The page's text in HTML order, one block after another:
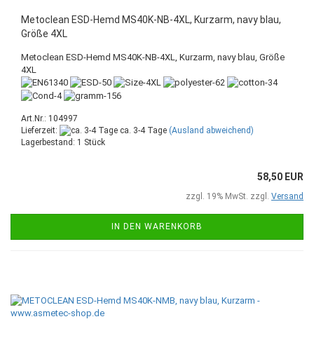
Metoclean ESD-Hemd MS40K-NB-4XL, Kurzarm, navy blau,
Größe 4XL
Metoclean ESD-Hemd MS40K-NB-4XL, Kurzarm, navy blau, Größe
4XL
Art.Nr.: 104997
Lieferzeit:
ca. 3-4 Tage (Ausland abweichend)
Lagerbestand: 1 Stück
58,50 EUR
zzgl. 19% MwSt. zzgl. Versand
IN DEN WARENKORB